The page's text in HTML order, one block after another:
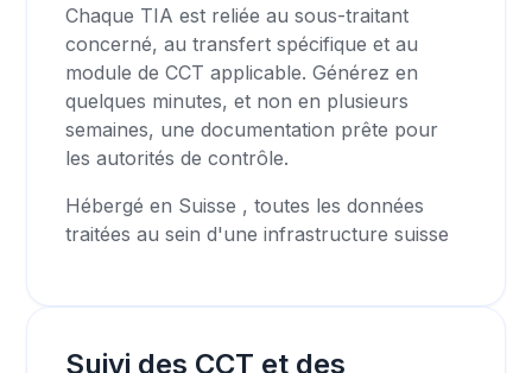
Chaque TIA est reliée au sous-traitant
concerné, au transfert spécifique et au
module de CCT applicable. Générez en
quelques minutes, et non en plusieurs
semaines, une documentation prête pour
les autorités de contrôle.
Hébergé en Suisse , toutes les données
traitées au sein d'une infrastructure suisse
Suivi des CCT et des